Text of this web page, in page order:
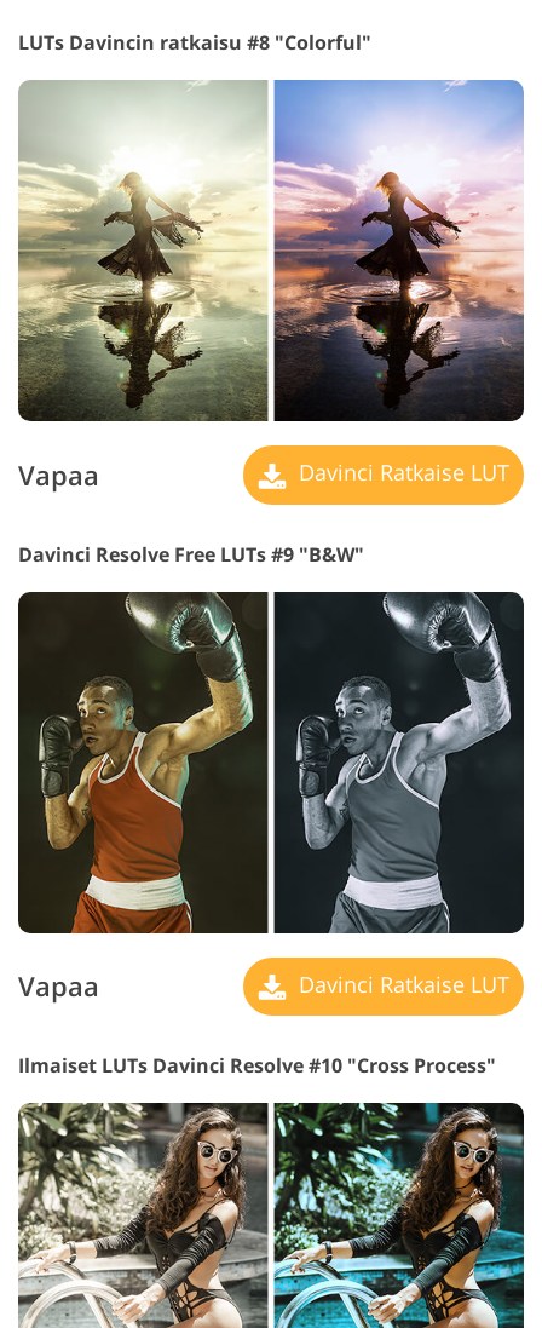
LUTs Davincin ratkaisu #8 "Colorful"
Vapaa Davinci Ratkaise LUT
Davinci Resolve Free LUTs #9 "B&W"
Vapaa Davinci Ratkaise LUT
Ilmaiset LUTs Davinci Resolve #10 "Cross Process"